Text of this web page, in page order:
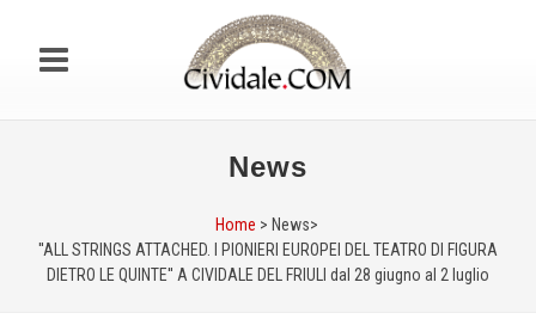
News
Home > News>
''ALL STRINGS ATTACHED. I PIONIERI EUROPEI DEL TEATRO DI FIGURA
DIETRO LE QUINTE'' A CIVIDALE DEL FRIULI dal 28 giugno al 2 luglio